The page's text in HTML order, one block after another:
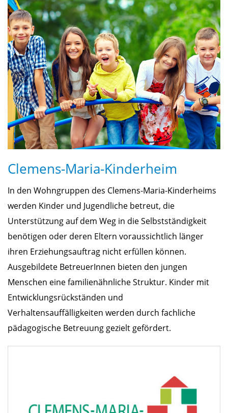
Clemens-Maria-Kinderheim
In den Wohngruppen des Clemens-Maria-Kinderheims
werden Kinder und Jugendliche betreut, die
Unterstützung auf dem Weg in die Selbstständigkeit
benötigen oder deren Eltern voraussichtlich länger
ihren Erziehungsauftrag nicht erfüllen können.
Ausgebildete BetreuerInnen bieten den jungen
Menschen eine familienähnliche Struktur. Kinder mit
Entwicklungsrückständen und
Verhaltensauffälligkeiten werden durch fachliche
pädagogische Betreuung gezielt gefördert.